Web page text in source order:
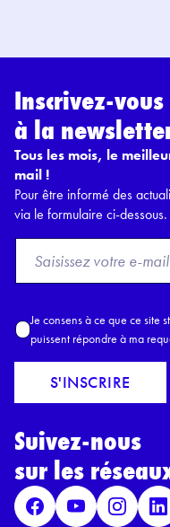
Inscrivez-vous
à la
Tous les mois, le
mail !
Pour être informé des
via le formulaire ci-dessous.
o
E
m
a
l
A
c
c
R
P
D
*
Je consens à ce que ce site
puissent répondre à ma
S'INSCRIRE
Suivez-nous
sur les